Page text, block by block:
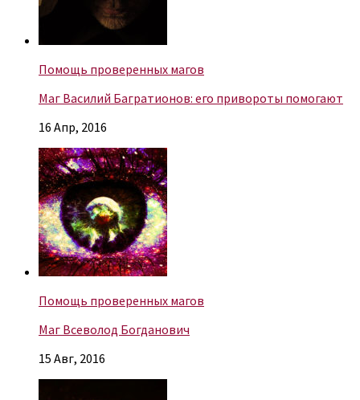
Помощь проверенных магов
Маг Василий Багратионов: его привороты помогают
16 Апр, 2016
Помощь проверенных магов
Маг Всеволод Богданович
15 Авг, 2016